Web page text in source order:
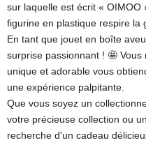
sur laquelle est écrit «
figurine en plastique respire la
En tant que jouet en boîte
surprise passionnant ! 🤩
unique et adorable vous
une expérience palpitante.
Que vous soyez un
votre précieuse collection ou
recherche d'un cadeau